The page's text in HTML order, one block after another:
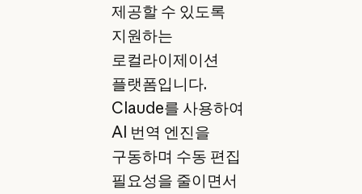
제공할 수 있도록
지원하는
로컬라이제이션
플랫폼입니다.
Claude를 사용하여
AI 번역 엔진을
구동하며 수동 편집
필요성을 줄이면서